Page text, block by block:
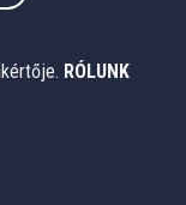
RÓLUNK